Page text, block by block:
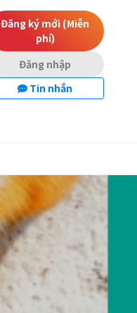
Đăng ký mới (Miễn
phí)
Đăng nhập
Tin nhắn